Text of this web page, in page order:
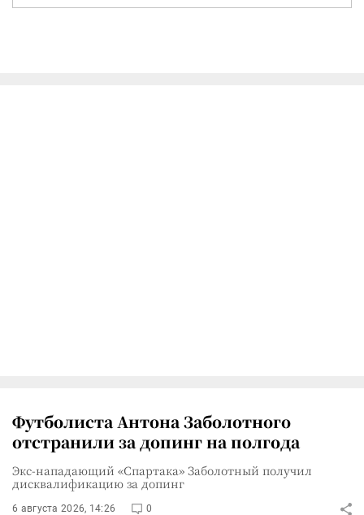
Футболиста Антона Заболотного
отстранили за допинг на полгода
Экс-нападающий «Спартака» Заболотный получил
дисквалификацию за допинг
6 августа 2026, 14:26 0